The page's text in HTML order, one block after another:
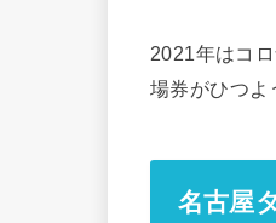
2021年はコ
場券がひつよ
名古屋